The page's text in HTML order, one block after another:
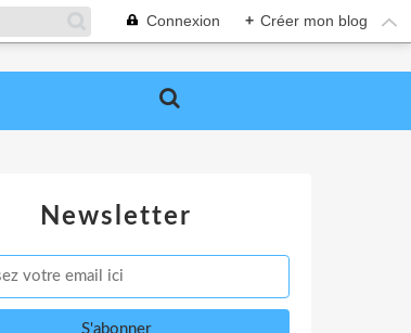
Connexion + Créer mon blog
Newsletter